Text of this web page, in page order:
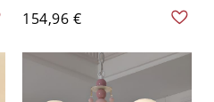
lumières avec globe en
cristal, finition or, rosace
ronde de 10" de large,
câbles de suspension
réglables de 59
154,96 €